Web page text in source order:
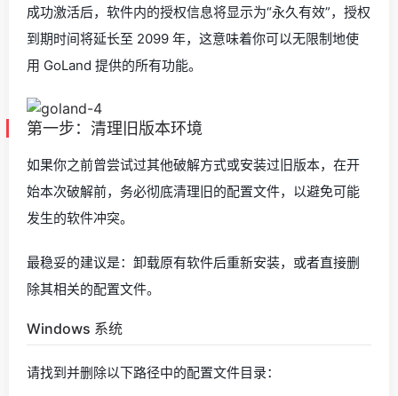
成功激活后，软件内的授权信息将显示为“永久有效”，授权
到期时间将延长至 2099 年，这意味着你可以无限制地使
用 GoLand 提供的所有功能。
第一步：清理旧版本环境
如果你之前曾尝试过其他破解方式或安装过旧版本，在开
始本次破解前，务必彻底清理旧的配置文件，以避免可能
发生的软件冲突。
最稳妥的建议是：卸载原有软件后重新安装，或者直接删
除其相关的配置文件。
Windows 系统
请找到并删除以下路径中的配置文件目录：